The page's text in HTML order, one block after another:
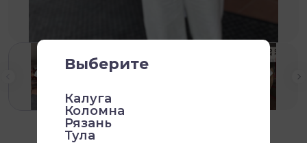
Выберите
Калуга
Коломна
Рязань
Тула